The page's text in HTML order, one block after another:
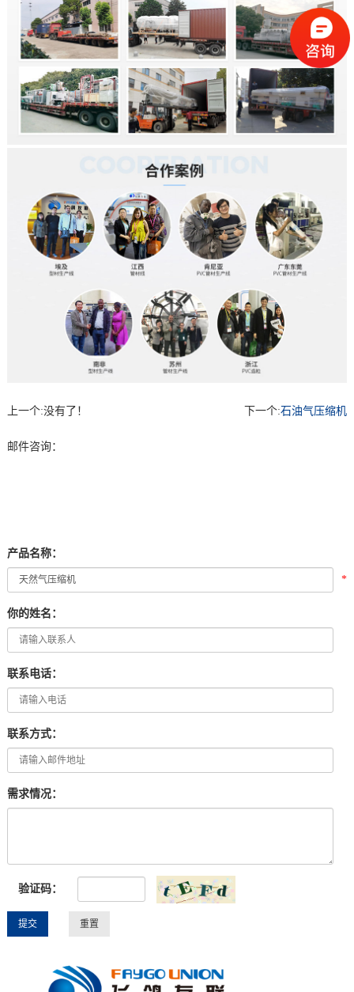
上一个:没有了！ 下一个:石油气压缩机
邮件咨询：
产品名称：
*
你的姓名：
联系电话：
联系方式：
需求情况：
验证码：